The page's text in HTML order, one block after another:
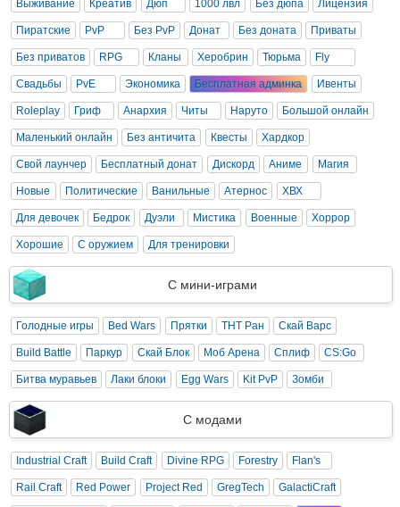
Выживание Креатив Дюп 1000 лвл Без дюпа Лицензия
Пиратские PvP Без PvP Донат Без доната Приваты
Без приватов RPG Кланы Херобрин Тюрьма Fly
Свадьбы PvE Экономика Бесплатная админка Ивенты
Roleplay Гриф Анархия Читы Наруто Большой онлайн
Маленький онлайн Без античита Квесты Хардкор
Свой лаунчер Бесплатный донат Дискорд Аниме Магия
Новые Политические Ванильные Атернос ХВХ
Для девочек Бедрок Дуэли Мистика Военные Хоррор
Хорошие С оружием Для тренировки
С мини-играми
Голодные игры Bed Wars Прятки ТНТ Ран Скай Варс
Build Battle Паркур Скай Блок Моб Арена Сплиф CS:Go
Битва муравьев Лаки блоки Egg Wars Kit PvP Зомби
С модами
Industrial Craft Build Craft Divine RPG Forestry Flan's
Rail Craft Red Power Project Red GregTech GalactiCraft